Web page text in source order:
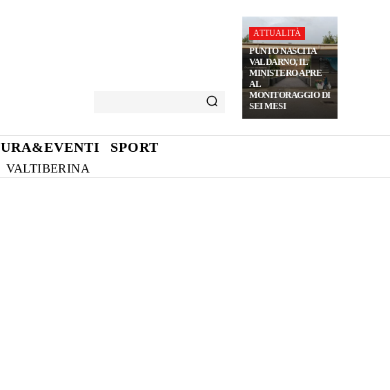
ATTUALITÀ
PUNTO NASCITA
VALDARNO, IL
MINISTERO APRE
AL
MONITORAGGIO DI
SEI MESI
SPORT
VALTIBERINA